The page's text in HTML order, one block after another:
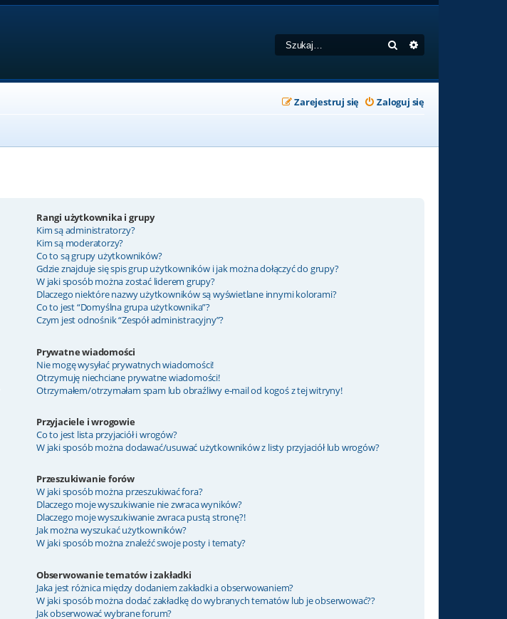
Szukaj
Zaloguj się
Zarejestruj się
Rangi użytkownika i grupy
Kim są administratorzy?
Kim są moderatorzy?
Co to są grupy użytkowników?
Gdzie znajduje się spis grup użytkowników i jak można dołączyć do grupy?
W jaki sposób można zostać liderem grupy?
Dlaczego niektóre nazwy użytkowników są wyświetlane innymi kolorami?
Co to jest “Domyślna grupa użytkownika”?
Czym jest odnośnik “Zespół administracyjny”?
Prywatne wiadomości
Nie mogę wysyłać prywatnych wiadomości!
Otrzymuję niechciane prywatne wiadomości!
Otrzymałem/otrzymałam spam lub obraźliwy e-mail od kogoś z tej witryny!
Przyjaciele i wrogowie
Co to jest lista przyjaciół i wrogów?
W jaki sposób można dodawać/usuwać użytkowników z listy przyjaciół lub wrogów?
Przeszukiwanie forów
W jaki sposób można przeszukiwać fora?
Dlaczego moje wyszukiwanie nie zwraca wyników?
Dlaczego moje wyszukiwanie zwraca pustą stronę?!
Jak można wyszukać użytkowników?
W jaki sposób można znaleźć swoje posty i tematy?
Obserwowanie tematów i zakładki
Jaka jest różnica między dodaniem zakładki a obserwowaniem?
W jaki sposób można dodać zakładkę do wybranych tematów lub je obserwować??
Jak obserwować wybrane forum?